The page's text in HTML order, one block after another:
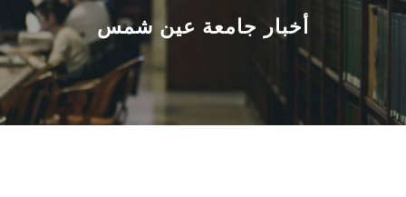
القطاعـات
الشئون الأكاديمية
البحث العلمي
أخبار جامعة عين شمس